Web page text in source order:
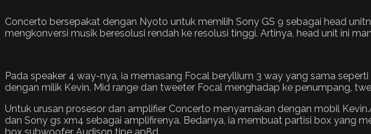
Concerto bersepakat dengan Nyoto untuk memilih Sony GS 9 sebagai head
mengkonversi musik beresolusi rendah ke resolusi tinggi. Artinya, head unit ini
Pada speaker 4 way-nya, ia memasang Focal beryllium 3 way yang sama
dengan milik Kevin. Mid range dan tweeter Focal menghadap ke penumpang,
Untuk urusan prosesor dan amplifier Concerto menyamakan dengan mobil
dan Sony gs xm4 sebagai amplifirenya. Bedanya, ia membuat partisi box yang